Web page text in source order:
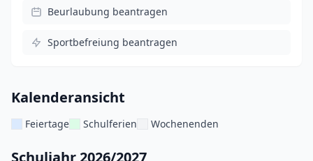
Beurlaubung beantragen
Sportbefreiung beantragen
Kalenderansicht
Feiertage Schulferien Wochenenden
Schuljahr 2026/2027